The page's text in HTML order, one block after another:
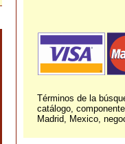
Términos de la
catálogo,
Madrid, Mexico,